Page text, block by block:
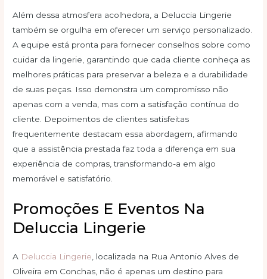
Além dessa atmosfera acolhedora, a Deluccia Lingerie
também se orgulha em oferecer um serviço personalizado.
A equipe está pronta para fornecer conselhos sobre como
cuidar da lingerie, garantindo que cada cliente conheça as
melhores práticas para preservar a beleza e a durabilidade
de suas peças. Isso demonstra um compromisso não
apenas com a venda, mas com a satisfação contínua do
cliente. Depoimentos de clientes satisfeitas
frequentemente destacam essa abordagem, afirmando
que a assistência prestada faz toda a diferença em sua
experiência de compras, transformando-a em algo
memorável e satisfatório.
Promoções E Eventos Na
Deluccia Lingerie
A Deluccia Lingerie , localizada na Rua Antonio Alves de
Oliveira em Conchas, não é apenas um destino para